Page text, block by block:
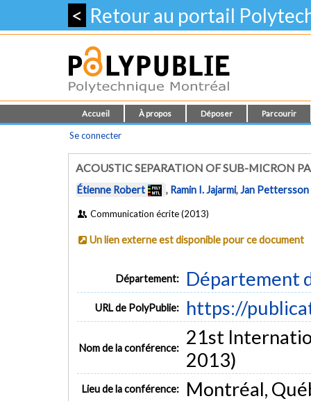
< Retour au portail
Accueil À propos Déposer Parcourir
Se connecter
ACOUSTIC SEPARATION OF SUB-MICRON
Étienne Robert , Ramin I. Jajarmi,Jan Pettersson
Communication écrite (2013)
Un lien externe est disponible pour ce document
Département: Département
URL de PolyPublie: https://
Nom de la conférence:
21st
2013)
Lieu de la conférence: Montréal,